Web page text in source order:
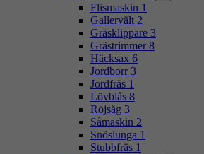
Flismaskin 1
Gallervält 2
Gräsklippare 3
Grästrimmer 8
Häcksax 6
Jordborr 3
Jordfräs 1
Lövblås 8
Röjsåg 3
Såmaskin 2
Snöslunga 1
Stubbfräs 1